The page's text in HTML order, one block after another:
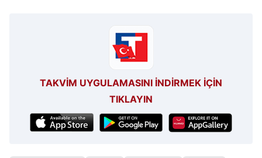
TAKVİM UYGULAMASINI İNDİRMEK İÇİN
TIKLAYIN